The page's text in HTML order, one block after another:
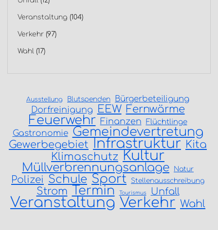
Veranstaltung (104)
Verkehr (97)
Wahl (17)
Ausstellung Blutspenden Bürgerbeteiligung
Dorfreinigung EEW Fernwärme
Feuerwehr Finanzen Flüchtlinge
Gastronomie Gemeindevertretung
Gewerbegebiet Infrastruktur Kita
Klimaschutz Kultur
Müllverbrennungsanlage Natur
Polizei Schule Sport Stellenausschreibung
Strom Termin Tourismus Unfall
Veranstaltung Verkehr Wahl